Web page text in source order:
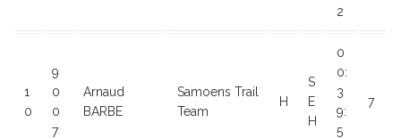
2
1
0
9
0
0
7
Arnaud
BARBE
Samoens Trail
Team
H
S
E
H
0
0:
3
9:
5
7